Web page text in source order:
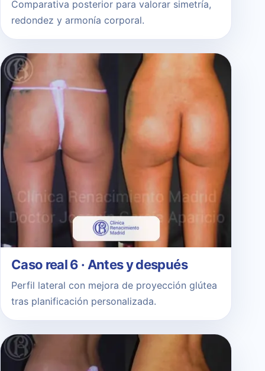
Comparativa posterior para valorar simetría,
redondez y armonía corporal.
Caso real 6 · Antes y después
Perfil lateral con mejora de proyección glútea
tras planificación personalizada.